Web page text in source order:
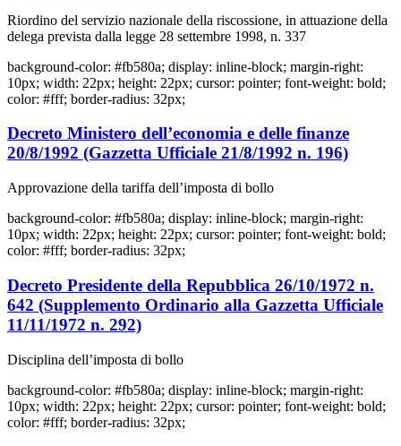
Riordino del servizio nazionale della riscossione, in attuazione della
delega prevista dalla legge 28 settembre 1998, n. 337
background-color: #fb580a; display: inline-block; margin-right:
10px; width: 22px; height: 22px; cursor: pointer; font-weight: bold;
color: #fff; border-radius: 32px;
Decreto Ministero dell’economia e delle finanze
20/8/1992 (Gazzetta Ufficiale 21/8/1992 n. 196)
Approvazione della tariffa dell’imposta di bollo
background-color: #fb580a; display: inline-block; margin-right:
10px; width: 22px; height: 22px; cursor: pointer; font-weight: bold;
color: #fff; border-radius: 32px;
Decreto Presidente della Repubblica 26/10/1972 n.
642 (Supplemento Ordinario alla Gazzetta Ufficiale
11/11/1972 n. 292)
Disciplina dell’imposta di bollo
background-color: #fb580a; display: inline-block; margin-right:
10px; width: 22px; height: 22px; cursor: pointer; font-weight: bold;
color: #fff; border-radius: 32px;